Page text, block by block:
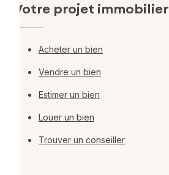
Votre projet immobilier
Acheter un bien
Vendre un bien
Estimer un bien
Louer un bien
Trouver un conseiller